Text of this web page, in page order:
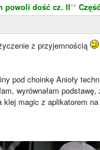
powoli dość cz. II**
z przyjemnością
pod choinkę Anioły
wyrównałam
klej magic z aplikatorem